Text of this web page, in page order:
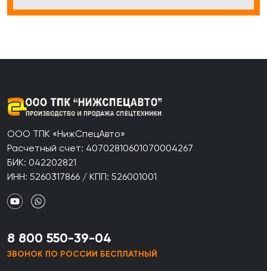
ООО ТПК «НижСпецАвто»
Расчетный счет: 40702810601070004267
БИК: 042202821
ИНН: 5260317866 / КПП: 526001001
8 800 550-39-04
ЗВОНОК ПО РОССИИ БЕСПЛАТНЫЙ